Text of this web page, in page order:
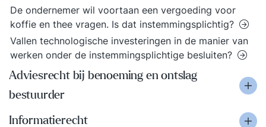
De ondernemer wil voortaan een vergoeding voor
koffie en thee vragen. Is dat instemmingsplichtig?
Vallen technologische investeringen in de manier van
werken onder de instemmingsplichtige besluiten?
Adviesrecht bij benoeming en ontslag
bestuurder
Informatierecht